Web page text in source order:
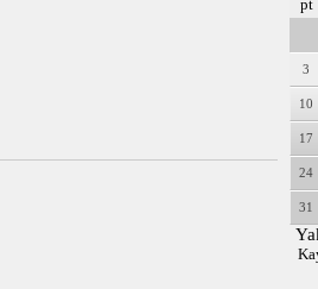
pt
3
10
17
24
31